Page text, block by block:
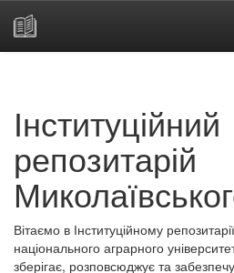
Інституційний
репозитарій
Вітаємо в Інституційному
національного аграрного
зберігає, розповсюджує та